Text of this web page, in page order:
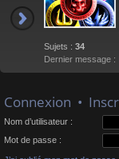
Sujets : 34
Dernier message :
Connexion •
Nom d’utilisateur :
Mot de passe :